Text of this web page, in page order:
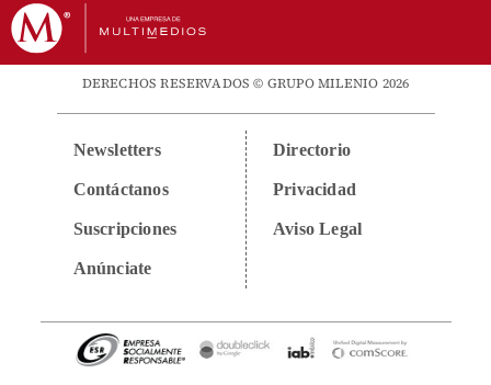
DERECHOS RESERVADOS © GRUPO MILENIO 2026
Newsletters
Contáctanos
Suscripciones
Anúnciate
Directorio
Privacidad
Aviso Legal